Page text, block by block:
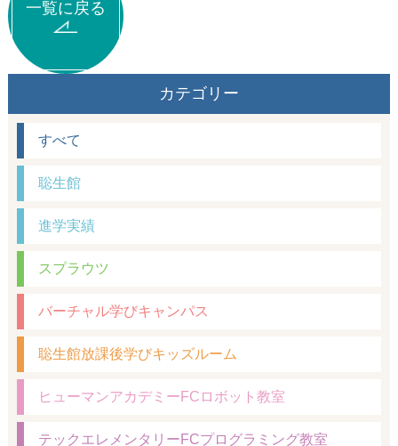
一覧に戻る
カテゴリー
すべて
聡生館
進学実績
スプラウツ
バーチャル学びキャンパス
聡生館放課後学びキッズルーム
ヒューマンアカデミーFCロボット教室
テックエレメンタリーFCプログラミング教室